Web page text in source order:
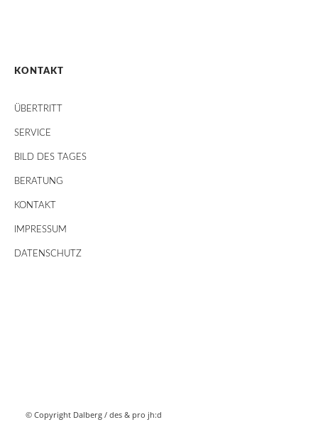
KONTAKT
ÜBERTRITT
SERVICE
BILD DES TAGES
BERATUNG
KONTAKT
IMPRESSUM
DATENSCHUTZ
© Copyright Dalberg / des & pro jh:d